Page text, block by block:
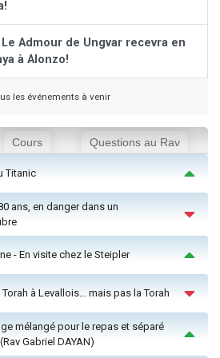
Le Admour de Ungvar recevra en
à Alonzo!
les événements à venir
Cours Questions au Rav
Titanic
ans, en danger dans un
- En visite chez le Steipler
à Levallois… mais pas la Torah
mélangé pour le repas et séparé
Gabriel DAYAN)